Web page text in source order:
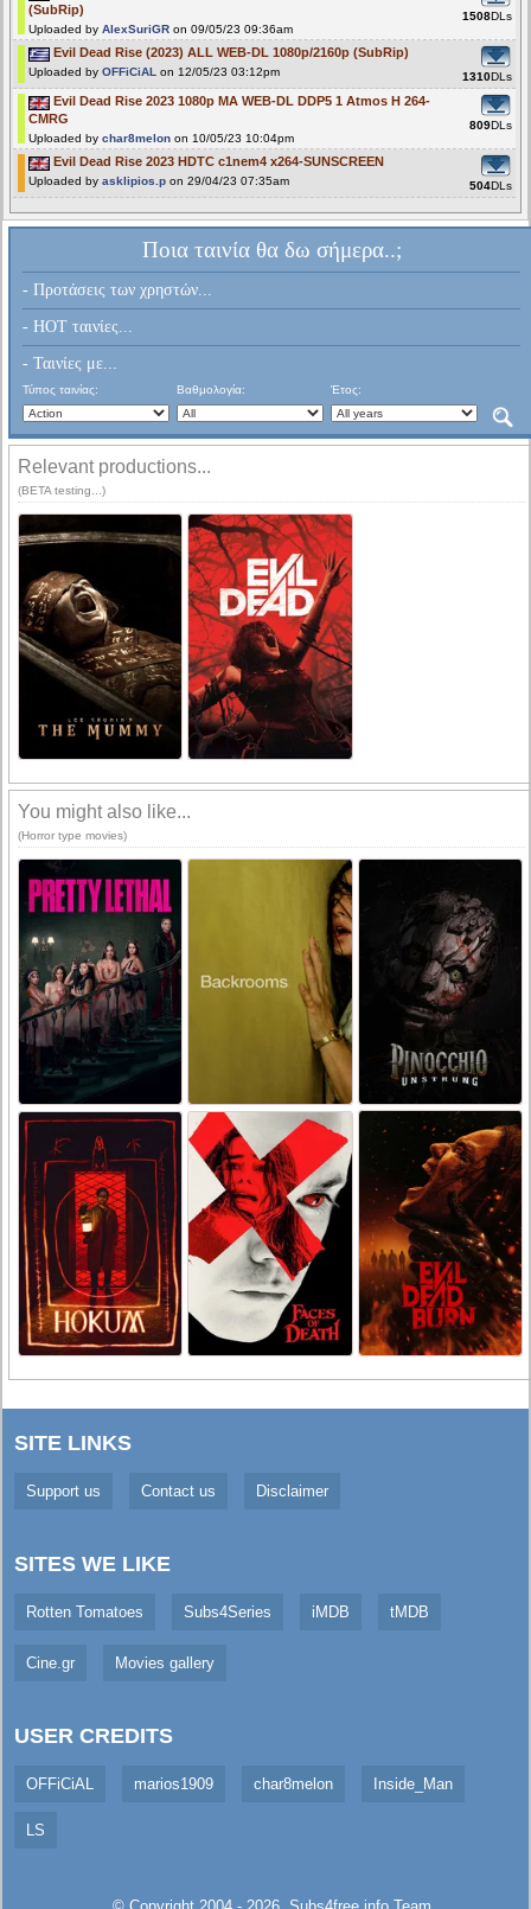
(SubRip)
Uploaded by AlexSuriGR on 09/05/23 09:36am
1508DLs
Evil Dead Rise (2023) ALL WEB-DL 1080p/2160p (SubRip)
Uploaded by OFFiCiAL on 12/05/23 03:12pm 1310DLs
Evil Dead Rise 2023 1080p MA WEB-DL DDP5 1 Atmos H 264-
CMRG
Uploaded by char8melon on 10/05/23 10:04pm
809DLs
Evil Dead Rise 2023 HDTC c1nem4 x264-SUNSCREEN
Uploaded by asklipios.p on 29/04/23 07:35am 504DLs
Ποια ταινία θα δω σήμερα..;
- Προτάσεις των χρηστών...
- HOT ταινίες...
- Ταινίες με...
Τύπος ταινίας: Βαθμολογία: Έτος:
Relevant productions...
(BETA testing...)
You might also like...
(Horror type movies)
SITE LINKS
Support us Contact us Disclaimer
SITES WE LIKE
Rotten Tomatoes Subs4Series iMDB tMDB
Cine.gr Movies gallery
USER CREDITS
OFFiCiAL marios1909 char8melon Inside_Man
LS